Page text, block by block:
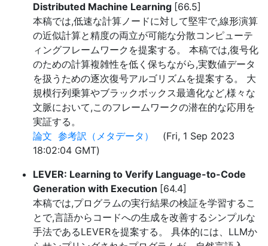
Distributed Machine Learning [66.5]
本稿では,低速な計算ノードに対して堅牢で,線形演算
の近似計算と精度の両立が可能な分散コンピューテ
ィングフレームワークを提案する。 本稿では,復号化
のための計算複雑性を低く保ちながら,実数値データ
を扱うための逐次復号アルゴリズムを提案する。 大
規模行列乗算やブラックボックス最適化など,様々な
文脈において,このフレームワークの潜在的な応用を
実証する。
論文 参考訳（メタデータ）
(Fri, 1 Sep 2023
18:02:04 GMT)
LEVER: Learning to Verify Language-to-Code
Generation with Execution [64.4]
本稿では,プログラムの実行結果の検証を学習するこ
とで,言語からコードへの生成を改善するシンプルな
手法であるLEVERを提案する。 具体的には、LLMか